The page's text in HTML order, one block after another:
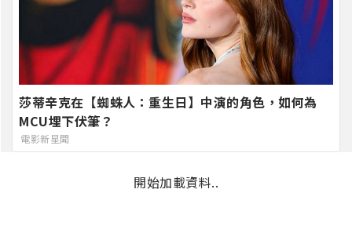
莎蒂辛克在【蜘蛛人：重生日】中演的角色，如何為
MCU埋下伏筆？
電影新星聞
開始加載資料..